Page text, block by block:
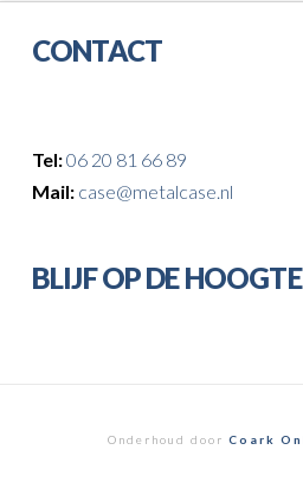
CONTACT
Tel:06 20 81 66 89
Mail: case@metalcase.nl
BLIJF OP DE HOOGTE
Onderhoud doorCoark